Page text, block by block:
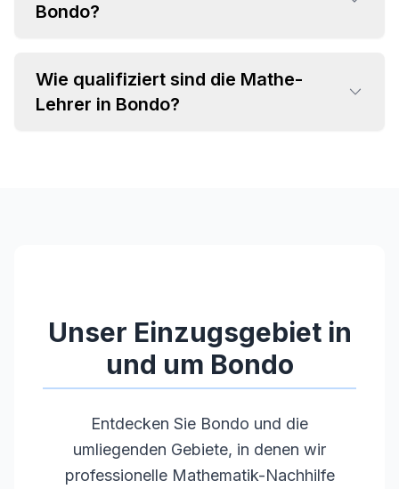
• Grundrechenarten und Bruchrechnung
•
Analysis und Differentialrechnung
Bondo?
• Einzelstunden ab CHF 35 pro Stunde
• Attraktive Paketpreise verfügbar
Wie qualifiziert sind die Mathe-
Lehrer in Bondo?
Unser Einzugsgebiet in
und um Bondo
Entdecken Sie Bondo und die
umliegenden Gebiete, in denen wir
professionelle Mathematik-Nachhilfe